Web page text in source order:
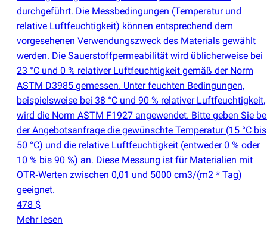
durchgeführt. Die Messbedingungen (Temperatur und
relative Luftfeuchtigkeit) können entsprechend dem
vorgesehenen Verwendungszweck des Materials gewählt
werden. Die Sauerstoffpermeabilität wird üblicherweise bei
23 °C und 0 % relativer Luftfeuchtigkeit gemäß der Norm
ASTM D3985 gemessen. Unter feuchten Bedingungen,
beispielsweise bei 38 °C und 90 % relativer Luftfeuchtigkeit,
wird die Norm ASTM F1927 angewendet. Bitte geben Sie
der Angebotsanfrage die gewünschte Temperatur (15 °C bis
50 °C) und die relative Luftfeuchtigkeit (entweder 0 % oder
10 % bis 90 %) an. Diese Messung ist für Materialien mit
OTR‑Werten zwischen 0,01 und 5000 cm3/(m2 * Tag)
geeignet.
478 $
Mehr lesen